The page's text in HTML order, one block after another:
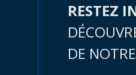
RESTEZ
DE